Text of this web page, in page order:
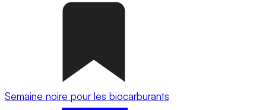
Semaine noire pour les biocarburants